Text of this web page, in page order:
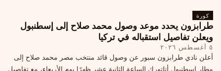
كورة
طرابزون يحدد موعد وصول محمد صلاح إلى إسطنبول
ويعلن تفاصيل استقباله في تركيا
٥ أغسطس ٢٠٢٦
أعلن نادي طرابزون سبور عن وصول قائد منتخب مصر محمد صلاح إلى
مطار إسطنبول أتاتورك الساعة الثانية عشر ظهرًا يوم الأربعاء، مع تفاصيل